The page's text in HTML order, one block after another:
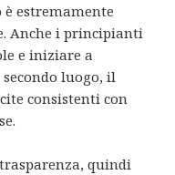
estremamente
Anche i principianti
e iniziare a
luogo, il
consistenti con
quindi